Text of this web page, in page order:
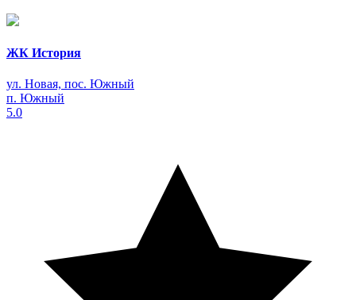
ЖК История
ул. Новая, пос. Южный
п. Южный
5.0